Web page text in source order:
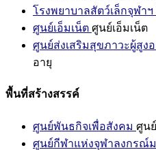
โรงพยาบาลสัตว์เล็กจุฬาฯ
ศูนย์เอ็มเน็ต ศูนย์เอ็มเน็ต
ศูนย์ส่งเสริมสุขภาวะผู้สูง
อายุ
พื้นที่สร้างสรรค์
ศูนย์พันธกิจเพื่อสังคม ศูน
ศูนย์กีฬาแห่งจุฬาลงกรณ์